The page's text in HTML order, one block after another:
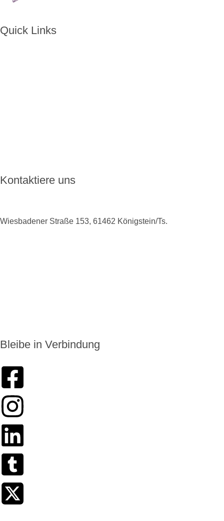
Quick Links
Kontaktiere uns
Wiesbadener Straße 153, 61462 Königstein/Ts.
Bleibe in Verbindung